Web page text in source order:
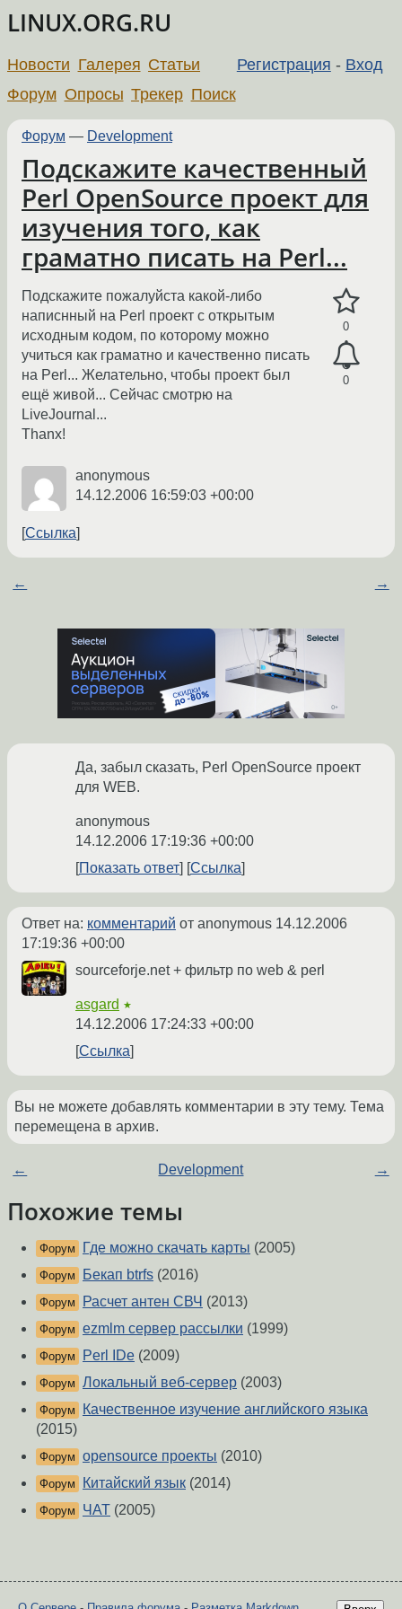
LINUX.ORG.RU
Регистрация - Вход
Новости Галерея Статьи
Форум Опросы Трекер Поиск
Форум — Development
Подскажите качественный
Perl OpenSource проект для
изучения того, как
граматно писать на Perl...
0
0
Подскажите пожалуйста какой-либо
написнный на Perl проект с открытым
исходным кодом, по которому можно
учиться как граматно и качественно писать
на Perl... Желательно, чтобы проект был
ещё живой... Сейчас смотрю на
LiveJournal...
Thanx!
anonymous
14.12.2006 16:59:03 +00:00
Ссылка
← →
Да, забыл сказать, Perl OpenSource проект
для WEB.
anonymous
14.12.2006 17:19:36 +00:00
Показать ответ
Ссылка
Ответ на: комментарий от anonymous 14.12.2006
17:19:36 +00:00
sourceforje.net + фильтр по web & perl
asgard ★
14.12.2006 17:24:33 +00:00
Ссылка
Вы не можете добавлять комментарии в эту тему. Тема
перемещена в архив.
← Development →
Похожие темы
Форум Где можно скачать карты (2005)
Форум Бекап btrfs (2016)
Форум Расчет антен СВЧ (2013)
Форум ezmlm сервер рассылки (1999)
Форум Perl IDe (2009)
Форум Локальный веб-сервер (2003)
Форум
Качественное изучение английского языка
(2015)
Форум opensource проекты (2010)
Форум Китайский язык (2014)
Форум ЧАТ (2005)